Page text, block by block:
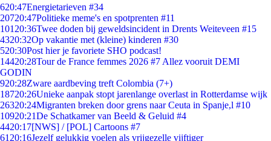
620:47Energietarieven #34
20720:47Politieke meme's en spotprenten #11
101 20:36Twee doden bij geweldsincident in Drents Weiteveen #15
4320:32Op vakantie met (kleine) kinderen #30
520:30Post hier je favoriete SHO podcast!
14420:28Tour de France femmes 2026 #7 Allez vooruit DEMI
GODIN
920:28Zware aardbeving treft Colombia (7+)
18720:26Unieke aanpak stopt jarenlange overlast in Rotterdamse wijk
26320:24Migranten breken door grens naar Ceuta in Spanje,l #10
10920:21De Schatkamer van Beeld & Geluid #4
4420:17[NWS] / [POL] Cartoons #7
61 20:16Jezelf gelukkig voelen als vrijgezelle vijftiger